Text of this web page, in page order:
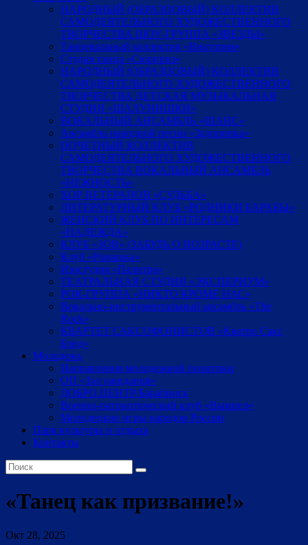
НАРОДНЫЙ (ОБРАЗЦОВЫЙ) КОЛЛЕКТИВ
САМОДЕЯТЕЛЬНОГО ХУДОЖЕСТВЕННОГО
ТВОРЧЕСТВА ШОУ-ГРУППА «ЗВЕЗДЫ»
Танцевальный коллектив «Виктория»
Студия танца «Сюрприз»
НАРОДНЫЙ (ОБРАЗЦОВЫЙ) КОЛЛЕКТИВ
САМОДЕЯТЕЛЬНОГО ХУДОЖЕСТВЕННОГО
ТВОРЧЕСТВА ДЕТСКАЯ МУЗЫКАЛЬНАЯ
СТУДИЯ «ШАЛУНИШКИ»
ВОКАЛЬНЫЙ АНСАМБЛЬ «ШАНС»
Ансамбль народной песни «Задоринка»
ПОЧЕТНЫЙ КОЛЛЕКТИВ
САМОДЕЯТЕЛЬНОГО ХУДОЖЕСТВЕННОГО
ТВОРЧЕСТВА ВОКАЛЬНЫЙ АНСАМБЛЬ
«НЕЖНОСТЬ»
ХОР ВЕТЕРАНОВ «СУДЬБА»
ЛИТЕРАТУРНЫЙ КЛУБ «РОДНИКИ БАРАБЫ»
ЖЕНСКИЙ КЛУБ ПО ИНТЕРЕСАМ
«НАДЕЖДА»
КЛУБ «ЗОВ» (ЗАБУДЬ О ВОЗРАСТЕ)
Клуб «Ромашка»
Изостудия «Палитра»
ТЕАТРАЛЬНАЯ СТУДИЯ «ЭКСПЕРИУМ»
РОК-ГРУППА «НИКТО КРОМЕ НАС»
Вокально-инструментальный ансамбль «The
Rock»
КВАРТЕТ САКСОФОНИСТОВ «Кватро Сакс
Бэнд»
Молодежь
Направления молодежной политики
ОП «Зал ожидания»
ДОБРО.ЦЕНТР/Барабинск
Военно-патриотический клуб «Вымпел»
Молодецкие игры народов России
Парк культуры и отдыха
Контакты
«Танец как призвание!»
Окт 28, 2025